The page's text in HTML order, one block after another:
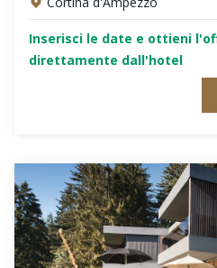
Inserisci le date e ottieni
direttamente dall'hotel